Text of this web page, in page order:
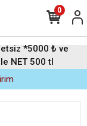
*5000 ₺ ve
NET 500 tl
0